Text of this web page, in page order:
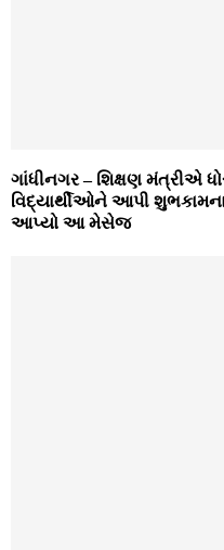
ગાંધીનગર – શિક્ષણ મંત્રીએ
વિદ્યાર્થીઓને આપી
આપ્યો આ મેસેજ